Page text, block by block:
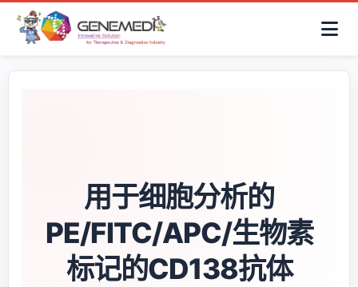
用于细胞分析的
PE/FITC/APC/生物素
标记的CD138抗体